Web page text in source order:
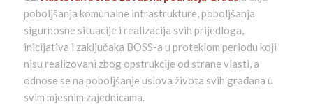
poboljšanja komunalne infrastrukture, poboljšanja
sigurnosne situacije i realizacija svih prijedloga,
inicijativa i zaključaka BOSS-a u proteklom periodu koji
nisu realizovani zbog opstrukcije od strane vlasti, a
odnose se na poboljšanje uslova života svih građana u
svim mjesnim zajednicama.